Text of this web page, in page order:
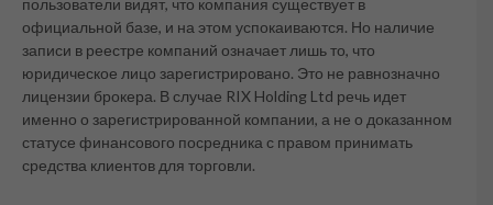
пользователи видят, что компания существует в
официальной базе, и на этом успокаиваются. Но наличие
записи в реестре компаний означает лишь то, что
юридическое лицо зарегистрировано. Это не равнозначно
лицензии брокера. В случае RIX Holding Ltd речь идет
именно о зарегистрированной компании, а не о доказанном
статусе финансового посредника с правом принимать
средства клиентов для торговли.